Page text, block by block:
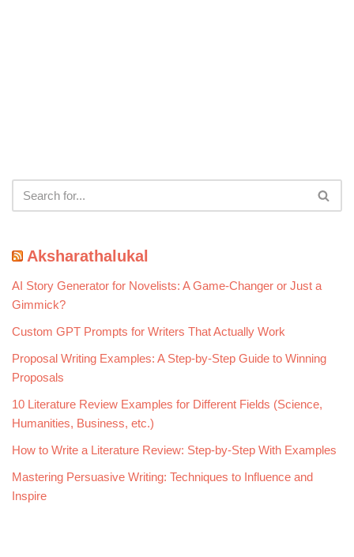
Aksharathalukal
AI Story Generator for Novelists: A Game-Changer or Just a
Gimmick?
Custom GPT Prompts for Writers That Actually Work
Proposal Writing Examples: A Step-by-Step Guide to Winning
Proposals
10 Literature Review Examples for Different Fields (Science,
Humanities, Business, etc.)
How to Write a Literature Review: Step-by-Step With Examples
Mastering Persuasive Writing: Techniques to Influence and
Inspire